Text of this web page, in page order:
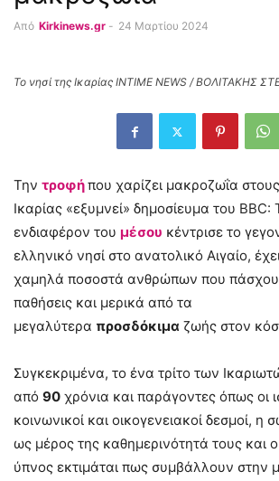
Από Kirkinews.gr - 24 Μαρτίου 2024
Το νησί της Ικαρίας INTIME NEWS / ΒΟΛΙΤΑΚΗΣ
Την τροφήπου χαρίζει μακροζωΐα
Ικαρίας «εξυμνεί» δημοσίευμα του BBC:
ενδιαφέρον του μέσου κέντρισε το
ελληνικό νησί στο ανατολικό Αιγαίο,
χαμηλά ποσοστά ανθρώπων που
παθήσεις και μερικά από τα
μεγαλύτερα προσδόκιμα ζωής στον
Συγκεκριμένα, το ένα τρίτο των
από 90 χρόνια και παράγοντες όπως οι
κοινωνικοί και οικογενειακοί δεσμοί, η
ως μέρος της καθημερινότητά τους και
ύπνος εκτιμάται πως συμβάλλουν στην